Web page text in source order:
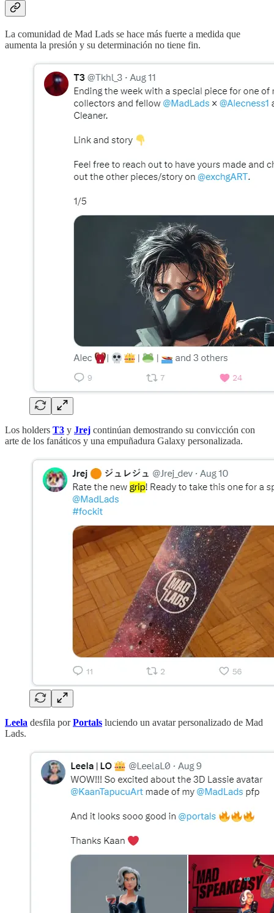
La comunidad de Mad Lads se hace más fuerte a medida que
aumenta la presión y su determinación no tiene fin.
Los holders T3 y Jrej continúan demostrando su convicción con
arte de los fanáticos y una empuñadura Galaxy personalizada.
Leela desfila porPortals luciendo un avatar personalizado de Mad
Lads.